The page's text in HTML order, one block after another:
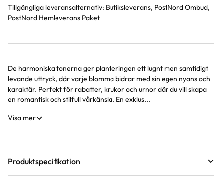
Tillgängliga leveransalternativ: Butiksleverans, PostNord Ombud,
PostNord Hemleverans Paket
Produktinformation
De harmoniska tonerna ger planteringen ett lugnt men samtidigt
levande uttryck, där varje blomma bidrar med sin egen nyans och
karaktär. Perfekt för rabatter, krukor och urnor där du vill skapa
en romantisk och stilfull vårkänsla. En exklus...
Visa mer
Produktspecifikation